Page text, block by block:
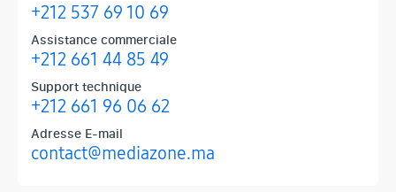
+212 537 69 10 69
Assistance commerciale
+212 661 44 85 49
Support technique
+212 661 96 06 62
Adresse E-mail
contact@mediazone.ma